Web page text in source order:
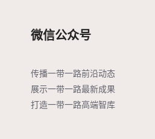
微信公众号
传播一带一路前沿动态
展示一带一路最新成果
打造一带一路高端智库